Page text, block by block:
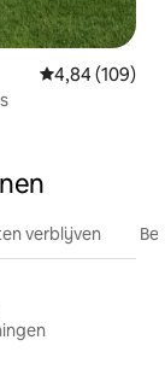
Gemiddelde
4,84 (109)
verblijven